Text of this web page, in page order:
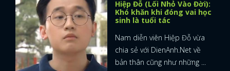
Hiệp Đỗ (Lối Nhỏ Vào Đời):
Khó khăn khi đóng vai học
sinh là tuổi tác
Nam diễn viên Hiệp Đỗ vừa
chia sẻ với DienAnh.Net về
bản thân cũng như những ...